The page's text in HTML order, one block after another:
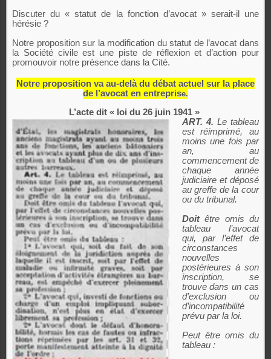
Discuter du « statut de la fonction d’avocat » serait-il une
hérésie ?
Notre proposition sur la modification du statut de l’avocat dans
la Société civile est une piste de réflexion et d’action pour
promouvoir notre présence dans la Cité.
Notre proposition va au-delà du débat actuel sur la place
de l’avocat en entreprise.
L’acte dit « loi du 26 juin 1941 »
ART. 4. Le tableau
est réimprimé, au
moins une fois par
an, au
commencement de
chaque année
judiciaire et déposé
au greffe de la cour
ou du tribunal.
Doitêtre omis du
tableau l’avocat
qui, par l’effet de
circonstances
nouvelles
postérieures à son
inscription, se
trouve dans un cas
d’exclusion ou
d’incompatibilité
prévu par la loi.
Peut être omis du
tableau :